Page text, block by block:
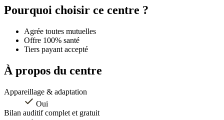
+
Pourquoi choisir ce centre ?
Agrée toutes mutuelles
Offre 100% santé
Tiers payant accepté
À propos du centre
Appareillage & adaptation
Oui
Bilan auditif complet et gratuit